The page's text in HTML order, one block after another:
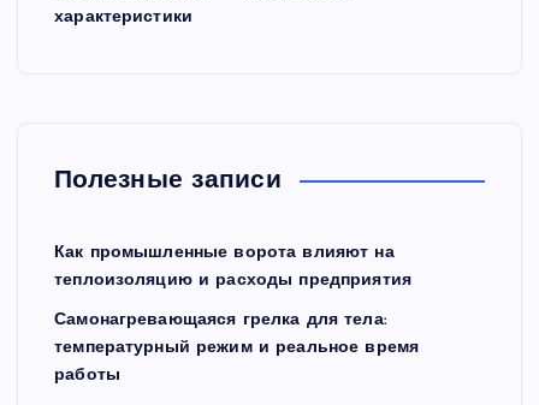
характеристики
Полезные записи
Как промышленные ворота влияют на
теплоизоляцию и расходы предприятия
Самонагревающаяся грелка для тела:
температурный режим и реальное время
работы